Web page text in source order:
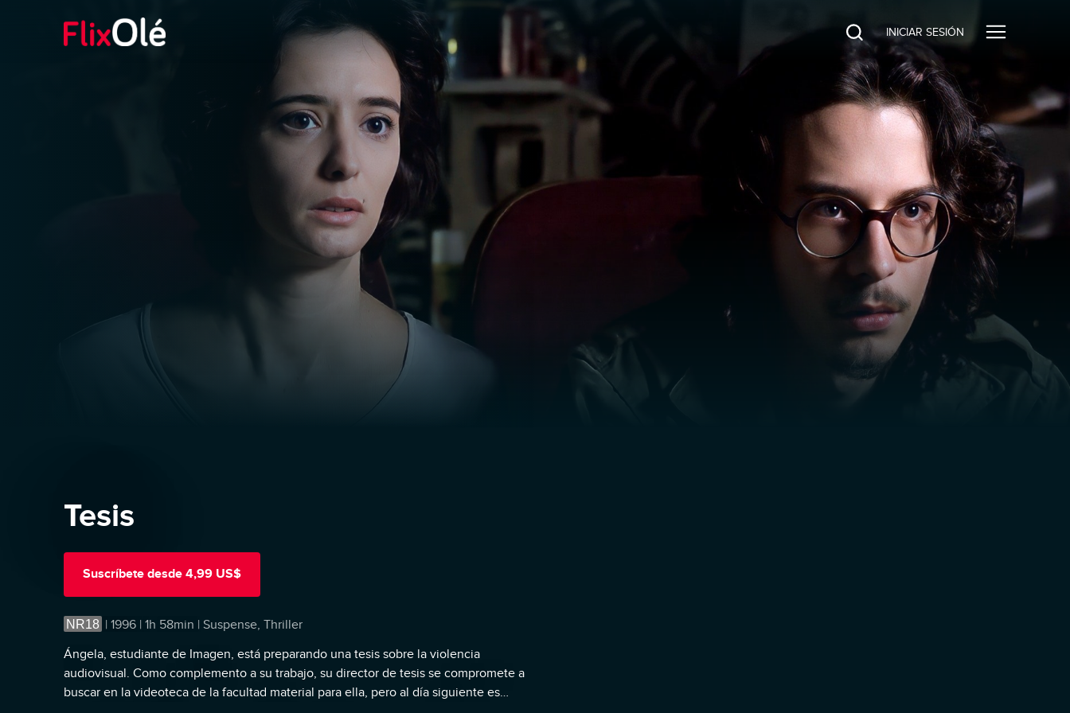
INICIAR SESIÓN
Tesis
Suscríbete desde 4,99 US$
NR18 | 1996 | 1h 58min | Suspense, Thriller
Ángela, estudiante de Imagen, está preparando una tesis sobre la violencia
audiovisual. Como complemento a su trabajo, su director de tesis se compromete a
buscar en la videoteca de la facultad material para ella, pero al día siguiente es